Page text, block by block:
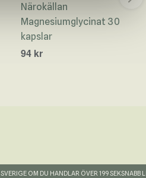
Närokällan
Magnesiumglycinat 30
kapslar
94 kr
OM DU HANDLAR ÖVER 199 SEKSNABB